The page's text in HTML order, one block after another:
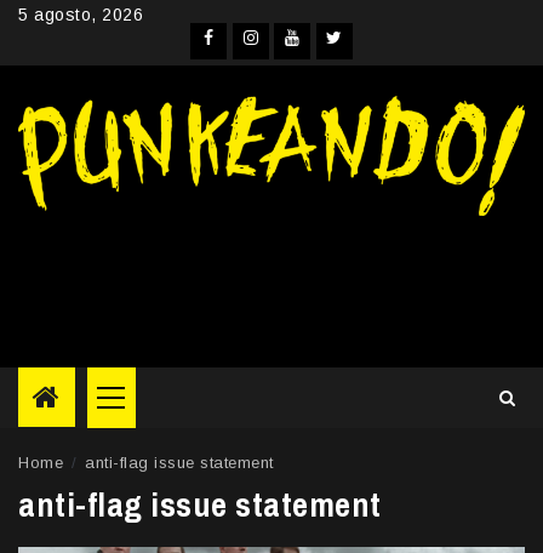
Skip5 agosto, 2026
Facebook
Instagram
YouTube
Twitter
Primary
Menu
Home anti-flag issue statement
anti-flag issue statement